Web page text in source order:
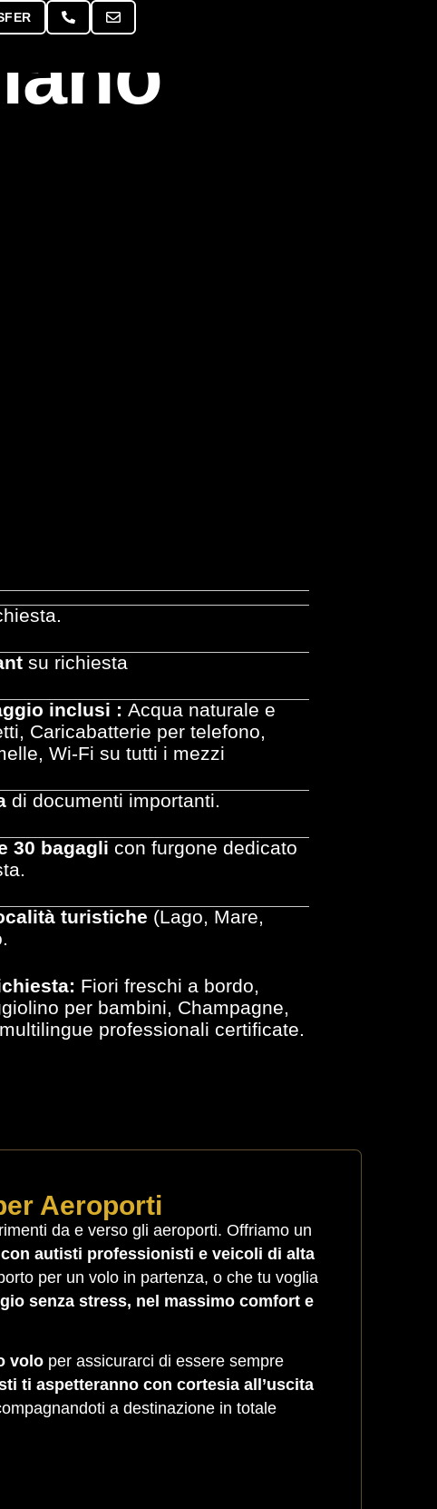
su richiesta
inclusi :Acqua naturale e
Caricabatterie per telefono,
Wi-Fi su tutti i mezzi
di documenti importanti.
30 bagagli con furgone dedicato
turistiche (Lago, Mare,
Fiori freschi a bordo,
per bambini, Champagne,
professionali certificate.
Aeroporti
da e verso gli aeroporti. Offriamo un
autisti professionisti e veicoli di alta
per un volo in partenza, o che tu voglia
senza stress, nel massimo comfort e
volo per assicurarci di essere sempre
ti aspetteranno con cortesia all’uscita
a destinazione in totale